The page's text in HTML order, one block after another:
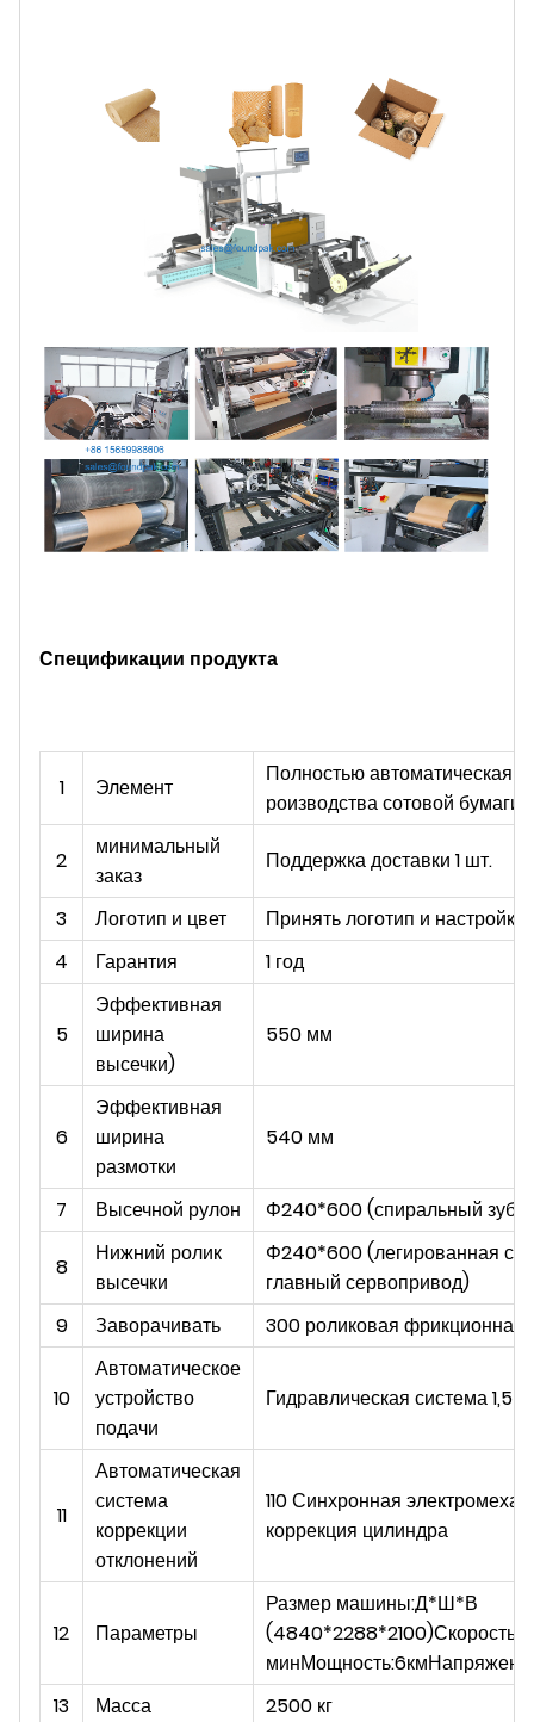
Спецификации продукта
1 Элемент
Полностью автоматическая
роизводства сотовой бумаги
2
минимальный
заказ
Поддержка доставки 1 шт.
3 Логотип и цвет
Принять логотип и настройку
4
Гарантия 1 год
5
Эффективная
ширина
высечки)
550 мм
6
Эффективная
ширина
размотки
540 мм
7 Высечной рулон Φ240*600 (спиральный зуб)
8
Нижний ролик
высечки
Φ240*600 (легированная
главный сервопривод)
9
Заворачивать 300 роликовая фрикционная
10
Автоматическое
устройство
подачи
Гидравлическая система 1,5
11
Автоматическая
система
коррекции
отклонений
110 Синхронная
коррекция цилиндра
12 Параметры
Размер машины:Д*Ш*В
13
Масса 2500 кг